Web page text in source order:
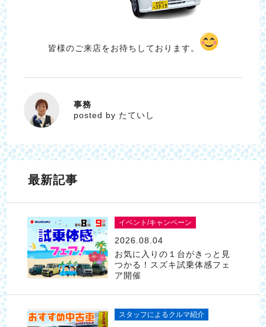
皆様のご来店をお待ちしております。
たていし
事務
posted by たていし
最新記事
イベント/キャンペーン
2026.08.04
お気に入りの１台がきっと見
つかる！スズキ試乗体感フェ
ア開催
スタッフによるクルマ紹介